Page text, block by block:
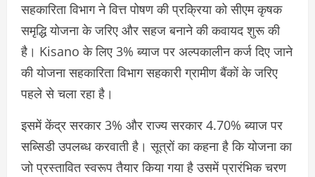
सहकारिता विभाग ने वित्त पोषण की प्रक्रिया को सीएम कृषक
समृद्धि योजना के जरिए और सहज बनाने की कवायद शुरू की
है। Kisano के लिए 3% ब्याज पर अल्पकालीन कर्ज दिए जाने
की योजना सहकारिता विभाग सहकारी ग्रामीण बैंकों के जरिए
पहले से चला रहा है।
इसमें केंद्र सरकार 3% और राज्य सरकार 4.70% ब्याज पर
सब्सिडी उपलब्ध करवाती है। सूत्रों का कहना है कि योजना का
जो प्रस्तावित स्वरूप तैयार किया गया है उसमें प्रारंभिक चरण